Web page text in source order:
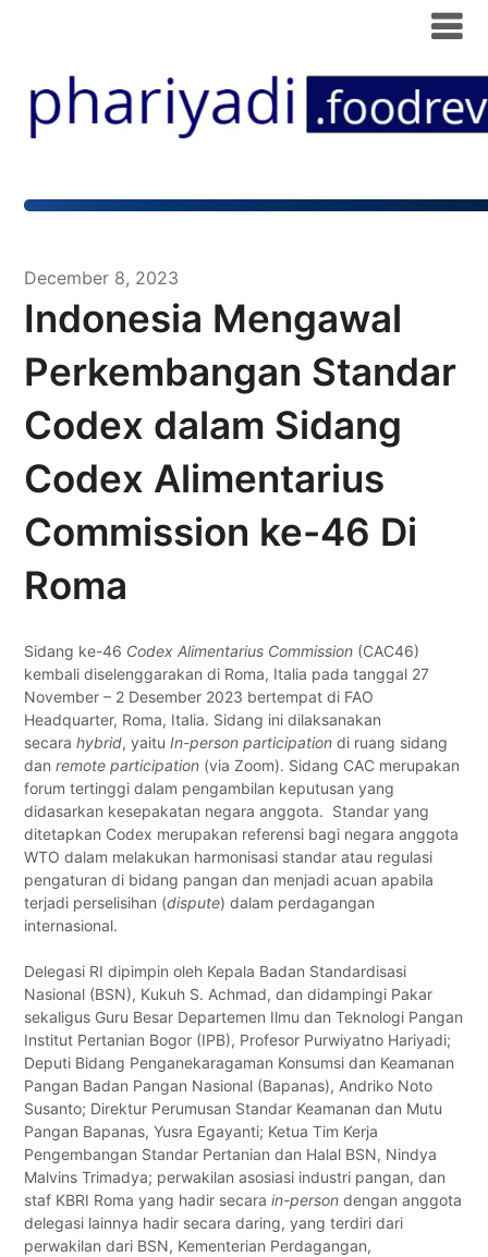
December 8, 2023
Indonesia Mengawal
Perkembangan Standar
Codex dalam Sidang
Codex Alimentarius
Commission ke-46 Di
Roma
Sidang ke-46 Codex Alimentarius Commission (CAC46)
kembali diselenggarakan di Roma, Italia pada tanggal 27
November – 2 Desember 2023 bertempat di FAO
Headquarter, Roma, Italia. Sidang ini dilaksanakan
secarahybrid, yaituIn-person participation di ruang sidang
danremote participation (via Zoom). Sidang CAC merupakan
forum tertinggi dalam pengambilan keputusan yang
didasarkan kesepakatan negara anggota. Standar yang
ditetapkan Codex merupakan referensi bagi negara anggota
WTO dalam melakukan harmonisasi standar atau regulasi
pengaturan di bidang pangan dan menjadi acuan apabila
terjadi perselisihan (dispute) dalam perdagangan
internasional.
Delegasi RI dipimpin oleh Kepala Badan Standardisasi
Nasional (BSN), Kukuh S. Achmad, dan didampingi Pakar
sekaligus Guru Besar Departemen Ilmu dan Teknologi Pangan
Institut Pertanian Bogor (IPB), Profesor Purwiyatno Hariyadi;
Deputi Bidang Penganekaragaman Konsumsi dan Keamanan
Pangan Badan Pangan Nasional (Bapanas), Andriko Noto
Susanto; Direktur Perumusan Standar Keamanan dan Mutu
Pangan Bapanas, Yusra Egayanti; Ketua Tim Kerja
Pengembangan Standar Pertanian dan Halal BSN, Nindya
Malvins Trimadya; perwakilan asosiasi industri pangan, dan
staf KBRI Roma yang hadir secarain-person dengan anggota
delegasi lainnya hadir secara daring, yang terdiri dari
perwakilan dari BSN, Kementerian Perdagangan,